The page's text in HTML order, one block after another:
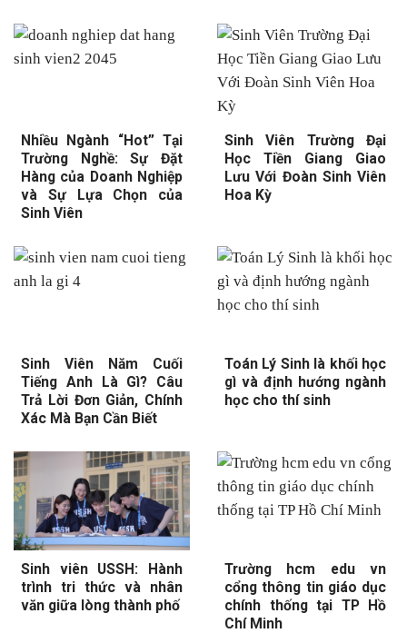
Nhiều Ngành “Hot” Tại
Trường Nghề: Sự Đặt
Hàng của Doanh Nghiệp
và Sự Lựa Chọn của
Sinh Viên
Sinh Viên Trường Đại
Học Tiền Giang Giao
Lưu Với Đoàn Sinh Viên
Hoa Kỳ
Sinh Viên Năm Cuối
Tiếng Anh Là Gì? Câu
Trả Lời Đơn Giản, Chính
Xác Mà Bạn Cần Biết
Toán Lý Sinh là khối học
gì và định hướng ngành
học cho thí sinh
Sinh viên USSH: Hành
trình tri thức và nhân
văn giữa lòng thành phố
Trường hcm edu vn
cổng thông tin giáo dục
chính thống tại TP Hồ
Chí Minh